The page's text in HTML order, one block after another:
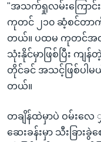
"အသက်ရှုလမ်းကြော
ကုတင် ၂၁၀ ဆံ့စင်တာကို
တယ်။ ပထမ ကုတင်အလုံ
သုံးနိုင်မှာဖြစ်ပြီး က
တိုင်ခင် အသင့်ဖြစ်ပါမယ်
တယ်။
တချိန်ထဲမှာပဲ ဝမ်းလ
ဆေးခန်းမှာ သီးခြာ